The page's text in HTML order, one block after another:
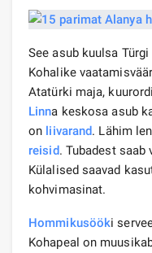
See asub kuulsa
Kohalike
Atatürki maja,
Linna keskosa asub
on liivarand. Lähim
reisid. Tubadest saab
Külalised saavad
kohvimasinat.
Hommikusööki
Kohapeal on